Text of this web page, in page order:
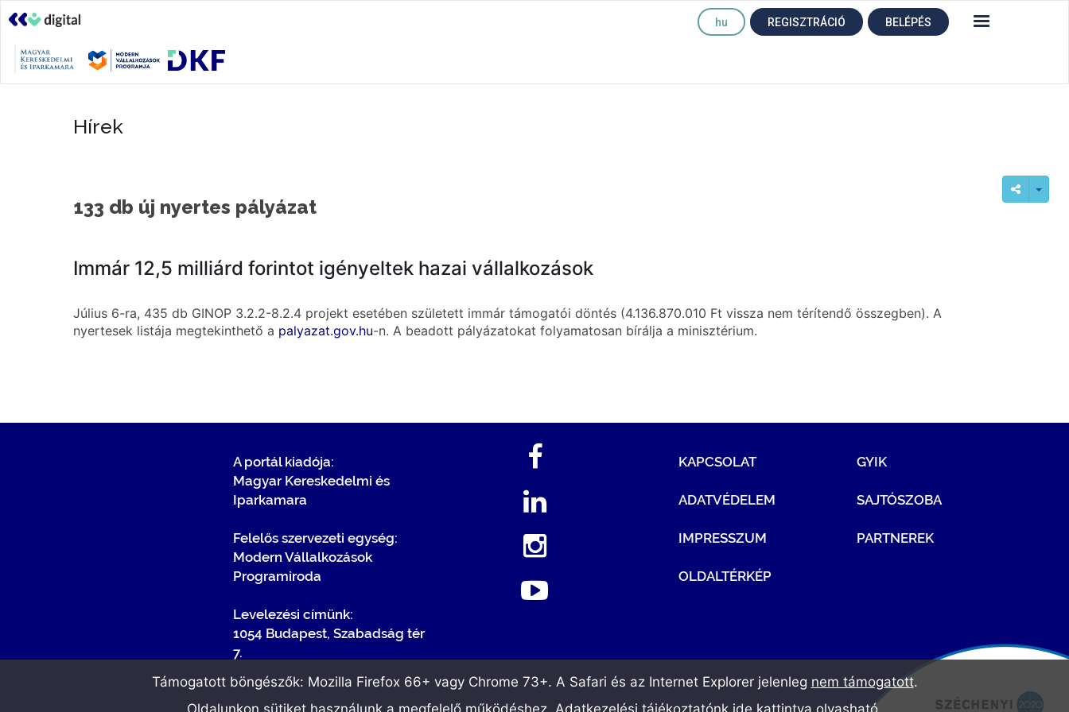
hu REGISZTRÁCIÓ BELÉPÉS
Hírek
133 db új nyertes pályázat
Immár 12,5 milliárd forintot igényeltek hazai vállalkozások
Július 6-ra, 435 db GINOP 3.2.2-8.2.4 projekt esetében született immár támogatói döntés (4.136.870.010 Ft vissza nem térítendő összegben). A
nyertesek listája megtekinthető a palyazat.gov.hu-n. A beadott pályázatokat folyamatosan bírálja a minisztérium.
A portál kiadója:
Magyar Kereskedelmi és
Iparkamara
Felelős szervezeti egység:
Modern Vállalkozások
Programiroda
Levelezési címünk:
1054 Budapest, Szabadság tér
7.
KAPCSOLAT
ADATVÉDELEM
IMPRESSZUM
OLDALTÉRKÉP
GYIK
SAJTÓSZOBA
PARTNEREK
Támogatott böngészők: Mozilla Firefox 66+ vagy Chrome 73+. A Safari és az Internet Explorer jelenleg nem támogatott.
Oldalunkon sütiket használunk a megfelelő működéshez. Adatkezelési tájékoztatónk ide kattintva olvasható